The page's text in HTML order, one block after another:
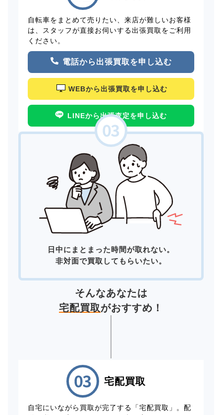
自転車をまとめて売りたい、来店が難しいお客様
は、スタッフが直接お伺いする出張買取をご利用
ください。
電話から出張買取を申し込む
WEBから出張買取を申し込む
LINEから出張査定を申し込む
日中にまとまった時間が取れない。
非対面で買取してもらいたい。
そんなあなたは
宅配買取がおすすめ！
宅配買取
自宅にいながら買取が完了する「宅配買取」。配